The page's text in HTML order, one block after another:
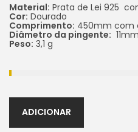
Material: Prata de Lei 925
Cor: Dourado
Comprimento: 450mm com
Diâmetro da pingente:
Peso: 3,1 g
ADICIONAR